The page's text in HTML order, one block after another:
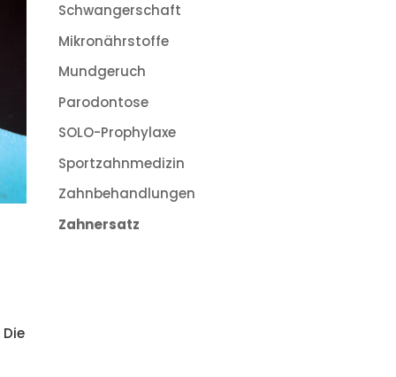
Schwangerschaft
Mikronährstoffe
Mundgeruch
Parodontose
SOLO-Prophylaxe
Sportzahnmedizin
Zahnbehandlungen
Zahnersatz